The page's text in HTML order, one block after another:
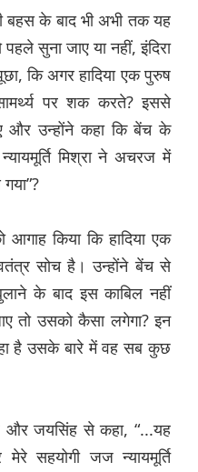
के बाद भी अभी तक यह
पहले सुना जाए या नहीं, इंदिरा
कि अगर हादिया एक पुरुष
पर शक करते? इससे
और उन्होंने कहा कि बेंच के
मिश्रा ने अचरज में
किया कि हादिया एक
सोच है। उन्होंने बेंच से
के बाद इस काबिल नहीं
तो उसको कैसा लगेगा? इन
है उसके बारे में वह सब कुछ
और जयसिंह से कहा, “...यह
सहयोगी जज न्यायमूर्ति